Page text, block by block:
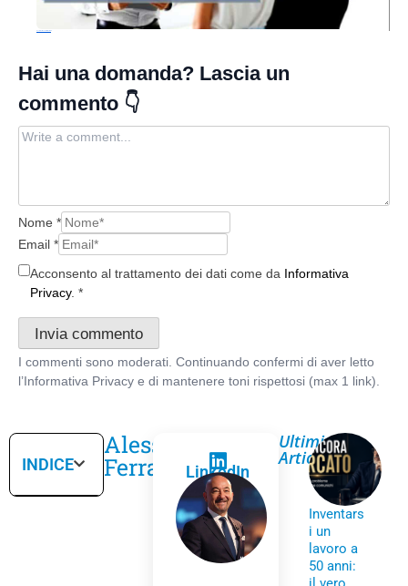
Nome *
Email *
Acconsento al trattamento dei dati come da Informativa
Privacy. *
INDICE
Alessandro
Ferrari LinkedIn
Ultimi
Articoli
Inventars
i un
lavoro a
50 anni: